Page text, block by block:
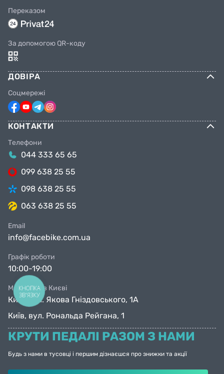
Переказом
За допомогою QR-коду
ДОВІРА
Соцмережі
КОНТАКТИ
Телефони
044 333 65 65
099 638 25 55
098 638 25 55
063 638 25 55
Email
info@facebike.com.ua
Графік роботи
10:00-19:00
Магазини в Києві
Київ, вул. Якова Гніздовського, 1А
Київ, вул. Рональда Рейгана, 1
КРУТИ ПЕДАЛІ РАЗОМ З НАМИ
Будь з нами в тусовці і першим дізнаєшся про знижки та акції
КНОПКА
ЗВ'ЯЗКУ